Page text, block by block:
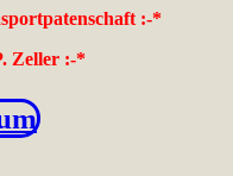
:-*
Zeller :-*